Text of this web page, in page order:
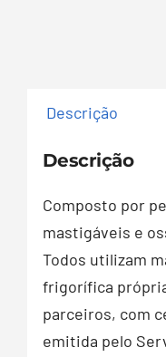
Descrição
Descrição
Composto por
mastigáveis e
Todos utilizam
frigorífica
parceiros, com
emitida pelo